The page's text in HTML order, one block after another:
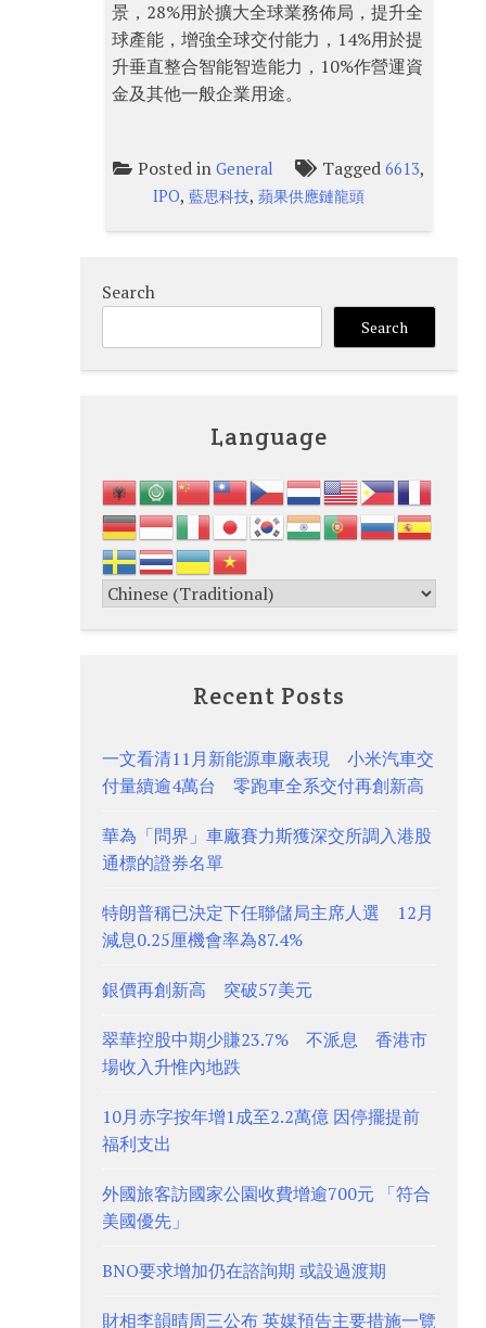
景，28%用於擴大全球業務佈局，提升全
球產能，增強全球交付能力，14%用於提
升垂直整合智能智造能力，10%作營運資
金及其他一般企業用途。
Posted inGeneral Tagged6613,
IPO, 藍思科技, 蘋果供應鏈龍頭
Search
Search
Language
Recent Posts
一文看清11月新能源車廠表現 小米汽車交
付量續逾4萬台 零跑車全系交付再創新高
華為「問界」車廠賽力斯獲深交所調入港股
通標的證券名單
特朗普稱已決定下任聯儲局主席人選 12月
減息0.25厘機會率為87.4%
銀價再創新高 突破57美元
翠華控股中期少賺23.7% 不派息 香港市
場收入升惟內地跌
10月赤字按年增1成至2.2萬億 因停擺提前
福利支出
外國旅客訪國家公園收費增逾700元 「符合
美國優先」
BNO要求增加仍在諮詢期 或設過渡期
財相李韻晴周三公布 英媒預告主要措施一覽